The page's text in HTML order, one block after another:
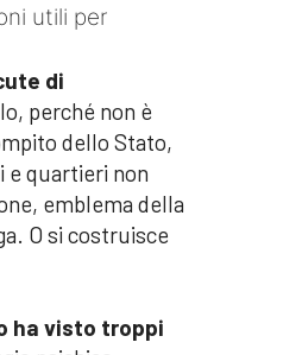
utili per
di
perché non è
dello Stato,
e quartieri non
emblema della
O si costruisce
ha visto troppi